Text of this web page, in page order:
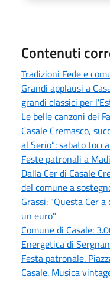
Contenuti
Tradizioni Fede e
Grandi applausi a
grandi classici per
Le belle canzoni dei
Casale Cremasco,
al Serio”: sabato
Feste patronali a
Dalla Cer di Casale
del comune a
Grassi: "Questa Cer
un euro"
Comune di Casale:
Energetica di
Festa patronale.
Casale. Musica